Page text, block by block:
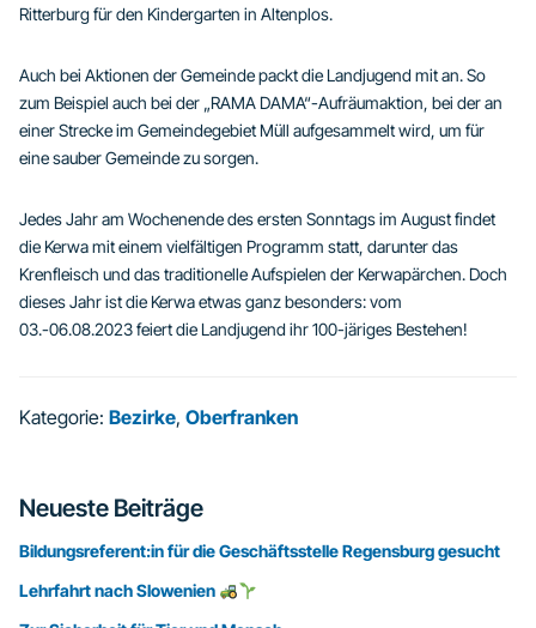
Ritterburg für den Kindergarten in Altenplos.
Auch bei Aktionen der Gemeinde packt die Landjugend mit an. So
zum Beispiel auch bei der „RAMA DAMA“-Aufräumaktion, bei der an
einer Strecke im Gemeindegebiet Müll aufgesammelt wird, um für
eine sauber Gemeinde zu sorgen.
Jedes Jahr am Wochenende des ersten Sonntags im August findet
die Kerwa mit einem vielfältigen Programm statt, darunter das
Krenfleisch und das traditionelle Aufspielen der Kerwapärchen. Doch
dieses Jahr ist die Kerwa etwas ganz besonders: vom
03.-06.08.2023 feiert die Landjugend ihr 100-järiges Bestehen!
Kategorie: Bezirke, Oberfranken
Seitenspalte
Neueste Beiträge
Bildungsreferent:in für die Geschäftsstelle Regensburg gesucht
Lehrfahrt nach Slowenien